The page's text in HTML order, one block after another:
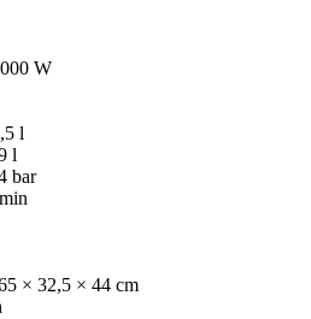
W
l
l
bar
× 32,5 × 44 cm